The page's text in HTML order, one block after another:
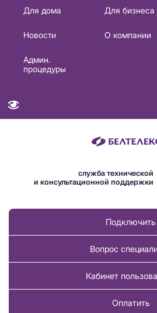
Основная
навигация
Для дома Для бизнеса
Новости
О компании
Админ.
процедуры
служба технической
и консультационной поддержки
Подключить
Вопрос
Кабинет
Оплатить